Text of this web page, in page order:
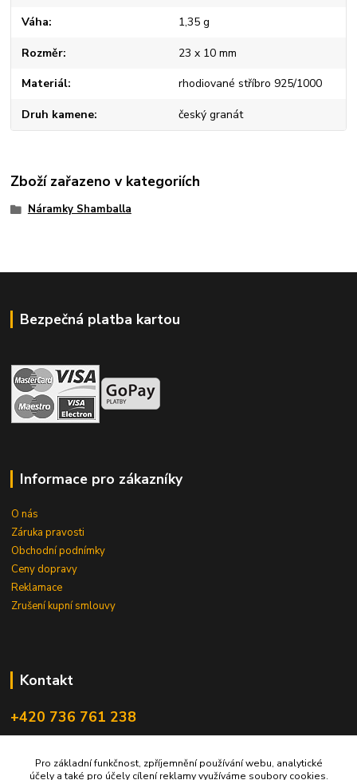
Váha 1,35 g
Rozměr 23 x 10 mm
Materiál rhodiované stříbro 925/1000
Druh kamene český granát
Zboží zařazeno v kategoriích
Náramky Shamballa
Bezpečná platba kartou
Informace pro zákazníky
O nás
Záruka pravosti
Obchodní podnímky
Ceny dopravy
Reklamace
Zrušení kupní smlouvy
Kontakt
+420 736 761 238
Pro základní funkčnost, zpříjemnění používání webu, analytické
účely a také pro účely cílení reklamy využíváme soubory cookies.